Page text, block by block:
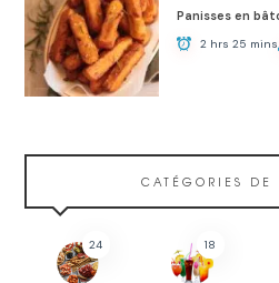
Panisses en
2 hrs 25 mins
CATÉGORIES DE
24 18